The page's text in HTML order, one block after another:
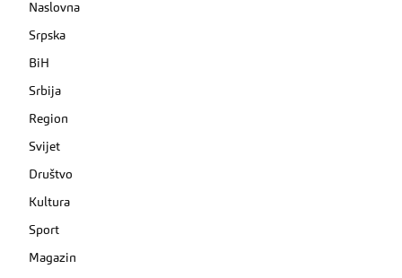
Naslovna
Srpska
BiH
Srbija
Region
Svijet
Društvo
Kultura
Sport
Magazin